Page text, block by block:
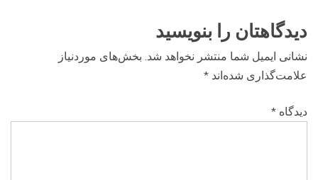
دیدگاهتان را بنویسید
نشانی ایمیل شما منتشر نخواهد شد. بخش‌های موردنیاز
علامت‌گذاری شده‌اند *
دیدگاه *